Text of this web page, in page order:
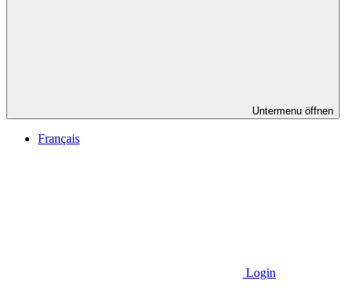
Untermenu öffnen
Français
Login